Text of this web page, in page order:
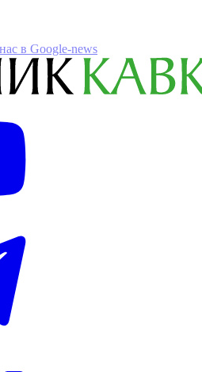
в Google-news